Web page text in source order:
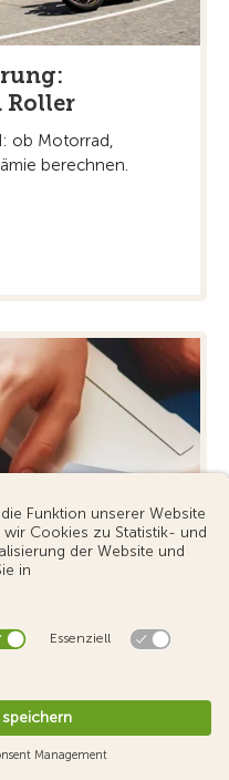
Roller
ob Motorrad,
berechnen.
- Phishing
Mails erkennen, sich
handeln. Jetzt